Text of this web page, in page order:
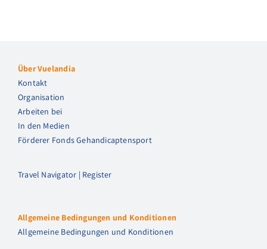
Über Vuelandia
Kontakt
Organisation
Arbeiten bei
In den Medien
Förderer Fonds Gehandicaptensport
Travel Navigator | Register
Allgemeine Bedingungen und Konditionen
Allgemeine Bedingungen und Konditionen